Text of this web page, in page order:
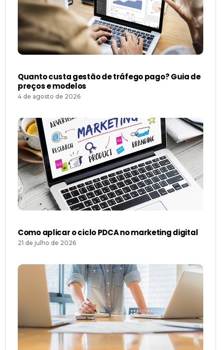
Quanto custa gestão de tráfego pago? Guia de
preços e modelos
4 de agosto de 2026
Como aplicar o ciclo PDCA no marketing digital
21 de julho de 2026